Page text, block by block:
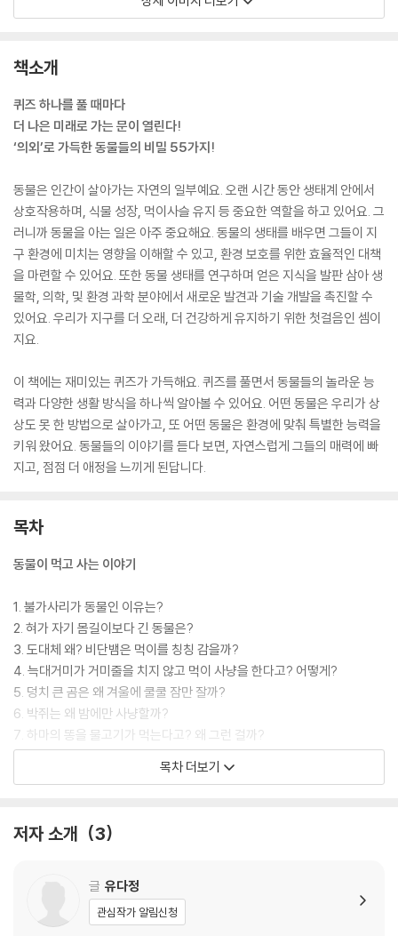
책소개
퀴즈 하나를 풀 때마다
더 나은 미래로 가는 문이 열린다!
‘의외’로 가득한 동물들의 비밀 55가지!
동물은 인간이 살아가는 자연의 일부예요. 오랜 시간 동안 생태계 안에서
상호작용하며, 식물 성장, 먹이사슬 유지 등 중요한 역할을 하고 있어요. 그
러니까 동물을 아는 일은 아주 중요해요. 동물의 생태를 배우면 그들이 지
구 환경에 미치는 영향을 이해할 수 있고, 환경 보호를 위한 효율적인 대책
을 마련할 수 있어요. 또한 동물 생태를 연구하며 얻은 지식을 발판 삼아 생
물학, 의학, 및 환경 과학 분야에서 새로운 발견과 기술 개발을 촉진할 수
있어요. 우리가 지구를 더 오래, 더 건강하게 유지하기 위한 첫걸음인 셈이
지요.
이 책에는 재미있는 퀴즈가 가득해요. 퀴즈를 풀면서 동물들의 놀라운 능
력과 다양한 생활 방식을 하나씩 알아볼 수 있어요. 어떤 동물은 우리가 상
상도 못 한 방법으로 살아가고, 또 어떤 동물은 환경에 맞춰 특별한 능력을
키워 왔어요. 동물들의 이야기를 듣다 보면, 자연스럽게 그들의 매력에 빠
지고, 점점 더 애정을 느끼게 된답니다.
목차
동물이 먹고 사는 이야기
1. 불가사리가 동물인 이유는?
2. 혀가 자기 몸길이보다 긴 동물은?
3. 도대체 왜? 비단뱀은 먹이를 칭칭 감을까?
4. 늑대거미가 거미줄을 치지 않고 먹이 사냥을 한다고? 어떻게?
5. 덩치 큰 곰은 왜 겨울에 쿨쿨 잠만 잘까?
6. 박쥐는 왜 밤에만 사냥할까?
7. 하마의 똥을 물고기가 먹는다고? 왜 그런 걸까?
8. 우웩! 해파리는 입으로 똥 싼다고? 왜?
9. 딱총새우가 먹이를 잡는 방법은?
12. 캥거루쥐는 어떻게 물을 한 번도 안 마시고 살 수 있을까?
14. 개구리는 먹이를 먹을 때 왜 눈을 끔벅거릴까?
15. 무당벌레가 진딧물을 쫓아다닌다고? 왜?
16. 독수리는 왜 죽은 동물을 먹을까?
목차 더보기
저자 소개 3
글 유다정
관심작가 알림신청